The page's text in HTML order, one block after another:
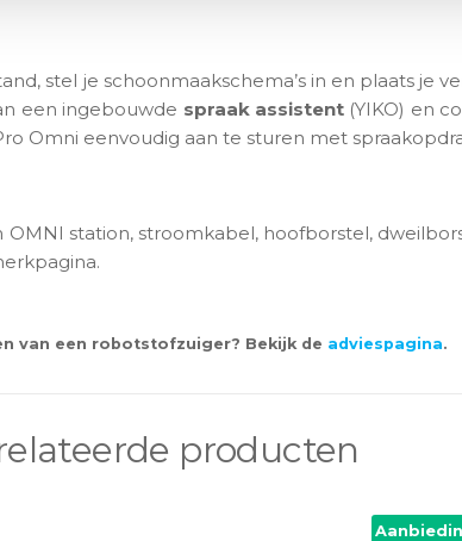
stel je schoonmaakschema’s in en plaats je
een ingebouwde spraak assistent (YIKO) en
Omni eenvoudig aan te sturen met
station, stroomkabel, hoofborstel,
van een robotstofzuiger? Bekijk de adviespagina.
producten